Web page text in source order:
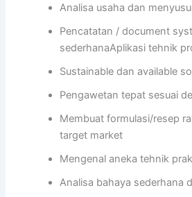
Analisa usaha dan
Pencatatan / document
sederhanaAplikasi tehnik
Sustainable dan available
Pengawetan tepat sesuai
Membuat formulasi/resep
target market
Mengenal aneka tehnik
Analisa bahaya sederhana